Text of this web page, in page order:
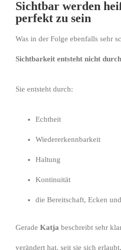
Sichtbar werden
perfekt zu sein
Was in der Folge ebenfalls sehr
Sichtbarkeit entsteht nicht
Sie entsteht durch:
Echtheit
Wiedererkennbarkeit
Haltung
Kontinuität
die Bereitschaft, Ecken
Gerade Katja beschreibt sehr
verändert hat, seit sie sich